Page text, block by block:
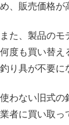
め、販売価格が
また、製品の
何度も買い替え
釣り具が不要に
使わない旧式の
業者に買い取っ